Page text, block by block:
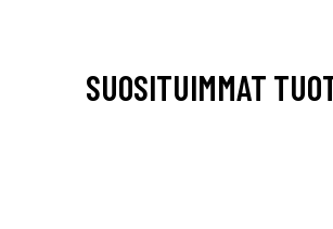
SUOSITUIMMAT